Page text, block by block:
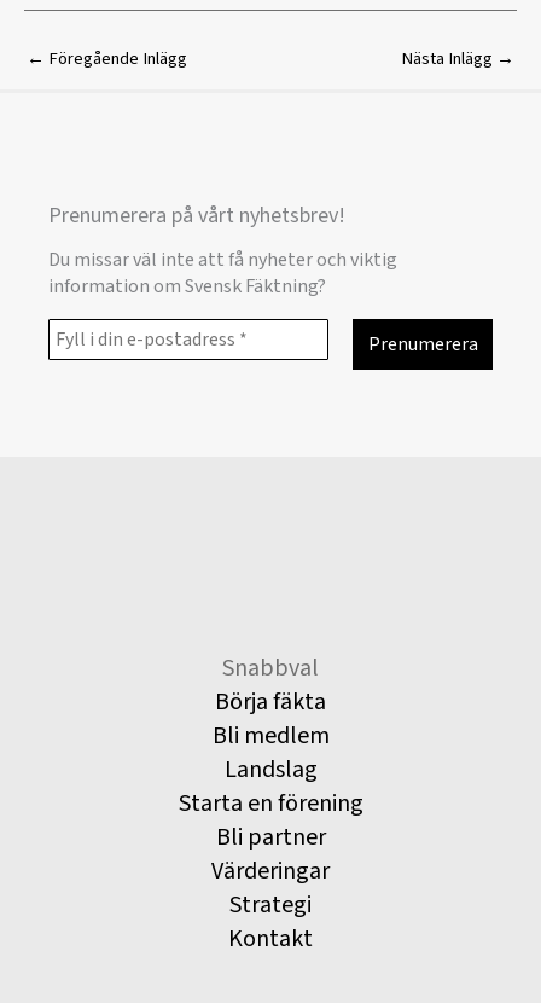
← Föregående Inlägg Nästa Inlägg →
Prenumerera på vårt nyhetsbrev!
Du missar väl inte att få nyheter och viktig
information om Svensk Fäktning?
Snabbval
Börja fäkta
Bli medlem
Landslag
Starta en förening
Bli partner
Värderingar
Strategi
Kontakt